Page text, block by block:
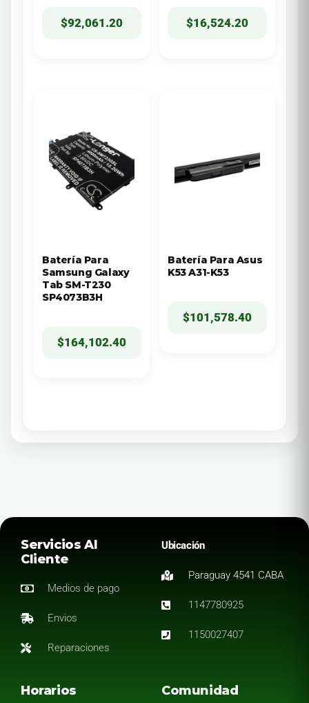
$92,061.20 $16,524.20
Batería Para
Samsung Galaxy
Tab SM-T230
SP4073B3H
$164,102.40
Batería Para Asus
K53 A31-K53
$101,578.40
Servicios Al
Cliente
Medios de pago
Envios
Reparaciones
Ubicación
Paraguay 4541 CABA
1147780925
1150027407
Horarios Comunidad